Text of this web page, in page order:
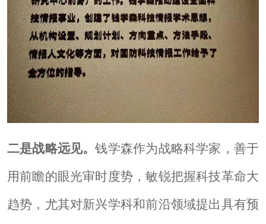
二是战略远见。钱学森作为战略科学家，善于
用前瞻的眼光审时度势，敏锐把握科技革命大
趋势，尤其对新兴学科和前沿领域提出具有预